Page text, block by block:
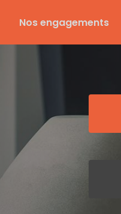
Nos engagements